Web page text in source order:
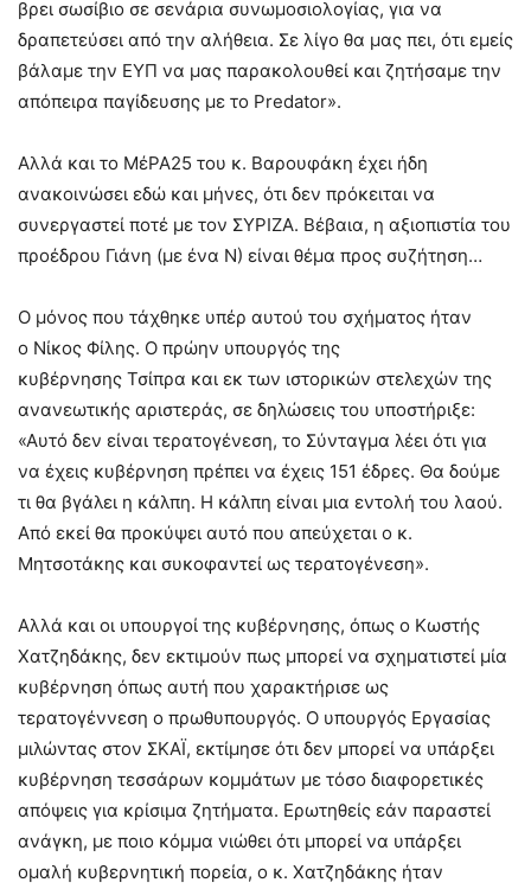
βρει σωσίβιο σε σενάρια συνωμοσιολογίας, για να
δραπετεύσει από την αλήθεια. Σε λίγο θα μας πει, ότι εμείς
βάλαμε την ΕΥΠ να μας παρακολουθεί και ζητήσαμε την
απόπειρα παγίδευσης με το Predator».
Αλλά και το ΜέΡΑ25 του κ. Βαρουφάκη έχει ήδη
ανακοινώσει εδώ και μήνες, ότι δεν πρόκειται να
συνεργαστεί ποτέ με τον ΣΥΡΙΖΑ. Βέβαια, η αξιοπιστία του
προέδρου Γιάνη (με ένα Ν) είναι θέμα προς συζήτηση…
Ο μόνος που τάχθηκε υπέρ αυτού του σχήματος ήταν
ο Νίκος Φίλης. Ο πρώην υπουργός της
κυβέρνησης Τσίπρα και εκ των ιστορικών στελεχών της
ανανεωτικής αριστεράς, σε δηλώσεις του υποστήριξε:
«Αυτό δεν είναι τερατογένεση, το Σύνταγμα λέει ότι για
να έχεις κυβέρνηση πρέπει να έχεις 151 έδρες. Θα δούμε
τι θα βγάλει η κάλπη. Η κάλπη είναι μια εντολή του λαού.
Από εκεί θα προκύψει αυτό που απεύχεται ο κ.
Μητσοτάκης και συκοφαντεί ως τερατογένεση».
Αλλά και οι υπουργοί της κυβέρνησης, όπως ο Κωστής
Χατζηδάκης, δεν εκτιμούν πως μπορεί να σχηματιστεί μία
κυβέρνηση όπως αυτή που χαρακτήρισε ως
τερατογέννεση ο πρωθυπουργός. Ο υπουργός Εργασίας
μιλώντας στον ΣΚΑΪ, εκτίμησε ότι δεν μπορεί να υπάρξει
κυβέρνηση τεσσάρων κομμάτων με τόσο διαφορετικές
απόψεις για κρίσιμα ζητήματα. Ερωτηθείς εάν παραστεί
ανάγκη, με ποιο κόμμα νιώθει ότι μπορεί να υπάρξει
ομαλή κυβερνητική πορεία, ο κ. Χατζηδάκης ήταν